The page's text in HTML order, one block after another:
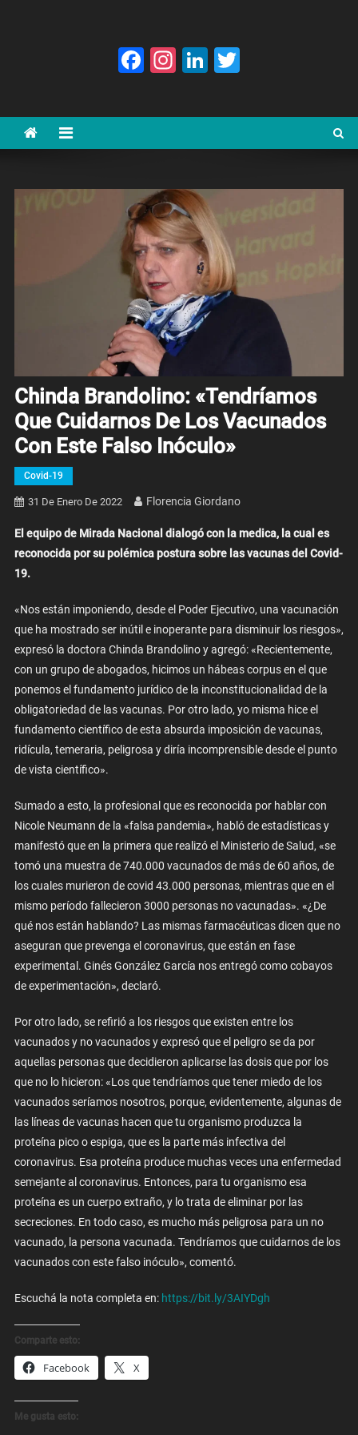
Facebook
Instagram
LinkedIn
Chinda Brandolino: «Tendríamos
Que Cuidarnos De Los Vacunados
Con Este Falso Inóculo»
Covid-19
31 De Enero De 2022 Florencia Giordano
El equipo de Mirada Nacional dialogó con la medica, la cual es
reconocida por su polémica postura sobre las vacunas del Covid-
19.
«Nos están imponiendo, desde el Poder Ejecutivo, una vacunación
que ha mostrado ser inútil e inoperante para disminuir los riesgos»,
expresó la doctora Chinda Brandolino y agregó: «Recientemente,
con un grupo de abogados, hicimos un hábeas corpus en el que
ponemos el fundamento jurídico de la inconstitucionalidad de la
obligatoriedad de las vacunas. Por otro lado, yo misma hice el
fundamento científico de esta absurda imposición de vacunas,
ridícula, temeraria, peligrosa y diría incomprensible desde el punto
de vista científico».
Sumado a esto, la profesional que es reconocida por hablar con
Nicole Neumann de la «falsa pandemia», habló de estadísticas y
manifestó que en la primera que realizó el Ministerio de Salud, «se
tomó una muestra de 740.000 vacunados de más de 60 años, de
los cuales murieron de covid 43.000 personas, mientras que en el
mismo período fallecieron 3000 personas no vacunadas». «¿De
qué nos están hablando? Las mismas farmacéuticas dicen que no
aseguran que prevenga el coronavirus, que están en fase
experimental. Ginés González García nos entregó como cobayos
de experimentación», declaró.
Por otro lado, se refirió a los riesgos que existen entre los
vacunados y no vacunados y expresó que el peligro se da por
aquellas personas que decidieron aplicarse las dosis que por los
que no lo hicieron: «Los que tendríamos que tener miedo de los
vacunados seríamos nosotros, porque, evidentemente, algunas de
las líneas de vacunas hacen que tu organismo produzca la
proteína pico o espiga, que es la parte más infectiva del
coronavirus. Esa proteína produce muchas veces una enfermedad
semejante al coronavirus. Entonces, para tu organismo esa
proteína es un cuerpo extraño, y lo trata de eliminar por las
secreciones. En todo caso, es mucho más peligrosa para un no
vacunado, la persona vacunada. Tendríamos que cuidarnos de los
vacunados con este falso inóculo», comentó.
Escuchá la nota completa en: https://bit.ly/3AIYDgh
Comparte esto:
Facebook X
Me gusta esto: